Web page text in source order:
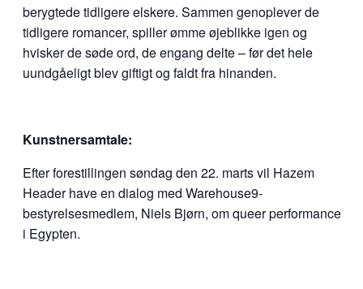
berygtede tidligere elskere. Sammen genoplever de
tidligere romancer, spiller ømme øjeblikke igen og
hvisker de søde ord, de engang delte – før det hele
uundgåeligt blev giftigt og faldt fra hinanden.
Kunstnersamtale:
Efter forestillingen søndag den 22. marts vil Hazem
Header have en dialog med Warehouse9-
bestyrelsesmedlem, Niels Bjørn, om queer performance
i Egypten.